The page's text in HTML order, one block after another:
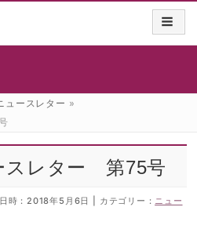
ュースレター »
スレター 第75号
時 : 2018年5月6日 カテゴリー : ニュー